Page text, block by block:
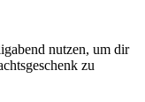
nutzen, um dir
zu